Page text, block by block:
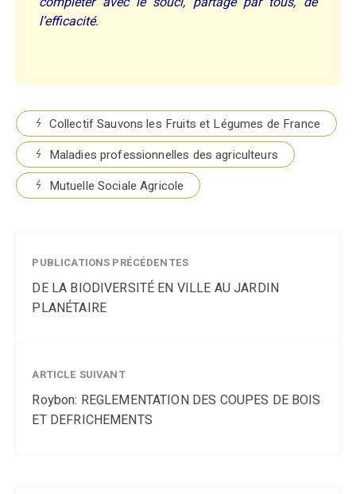
l’efficacité.
Collectif Sauvons les Fruits et Légumes de France
Maladies professionnelles des agriculteurs
Mutuelle Sociale Agricole
PUBLICATIONS PRÉCÉDENTES
DE LA BIODIVERSITÉ EN VILLE AU JARDIN
PLANÉTAIRE
ARTICLE SUIVANT
Roybon: REGLEMENTATION DES COUPES DE BOIS
ET DEFRICHEMENTS